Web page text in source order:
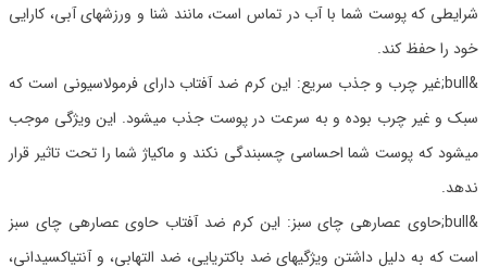
شرایطی که پوست شما با آب در تماس است، مانند شنا و ورزشهای آبی، کارایی
خود را حفظ کند.
&bull;غیر چرب و جذب سریع: این کرم ضد آفتاب دارای فرمولاسیونی است که
سبک و غیر چرب بوده و به سرعت در پوست جذب میشود. این ویژگی موجب
میشود که پوست شما احساسی چسبندگی نکند و ماکیاژ شما را تحت تاثیر قرار
ندهد.
&bull;حاوی عصارهی چای سبز: این کرم ضد آفتاب حاوی عصارهی چای سبز
است که به دلیل داشتن ویژگیهای ضد باکتریایی، ضد التهابی، و آنتیاکسیدانی،